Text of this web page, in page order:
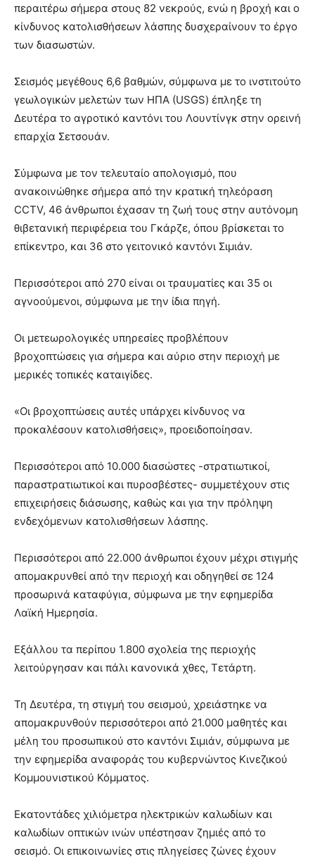
περαιτέρω σήμερα στους 82 νεκρούς, ενώ η βροχή και ο
κίνδυνος κατολισθήσεων λάσπης δυσχεραίνουν το έργο
των διασωστών.
Σεισμός μεγέθους 6,6 βαθμών, σύμφωνα με το ινστιτούτο
γεωλογικών μελετών των ΗΠΑ (USGS) έπληξε τη
Δευτέρα το αγροτικό καντόνι του Λουντίνγκ στην ορεινή
επαρχία Σετσουάν.
Σύμφωνα με τον τελευταίο απολογισμό, που
ανακοινώθηκε σήμερα από την κρατική τηλεόραση
CCTV, 46 άνθρωποι έχασαν τη ζωή τους στην αυτόνομη
θιβετανική περιφέρεια του Γκάρζε, όπου βρίσκεται το
επίκεντρο, και 36 στο γειτονικό καντόνι Σιμιάν.
Περισσότεροι από 270 είναι οι τραυματίες και 35 οι
αγνοούμενοι, σύμφωνα με την ίδια πηγή.
Οι μετεωρολογικές υπηρεσίες προβλέπουν
βροχοπτώσεις για σήμερα και αύριο στην περιοχή με
μερικές τοπικές καταιγίδες.
«Οι βροχοπτώσεις αυτές υπάρχει κίνδυνος να
προκαλέσουν κατολισθήσεις», προειδοποίησαν.
Περισσότεροι από 10.000 διασώστες -στρατιωτικοί,
παραστρατιωτικοί και πυροσβέστες- συμμετέχουν στις
επιχειρήσεις διάσωσης, καθώς και για την πρόληψη
ενδεχόμενων κατολισθήσεων λάσπης.
Περισσότεροι από 22.000 άνθρωποι έχουν μέχρι στιγμής
απομακρυνθεί από την περιοχή και οδηγηθεί σε 124
προσωρινά καταφύγια, σύμφωνα με την εφημερίδα
Λαϊκή Ημερησία.
Εξάλλου τα περίπου 1.800 σχολεία της περιοχής
λειτούργησαν και πάλι κανονικά χθες, Τετάρτη.
Τη Δευτέρα, τη στιγμή του σεισμού, χρειάστηκε να
απομακρυνθούν περισσότεροι από 21.000 μαθητές και
μέλη του προσωπικού στο καντόνι Σιμιάν, σύμφωνα με
την εφημερίδα αναφοράς του κυβερνώντος Κινεζικού
Κομμουνιστικού Κόμματος.
Εκατοντάδες χιλιόμετρα ηλεκτρικών καλωδίων και
καλωδίων οπτικών ινών υπέστησαν ζημιές από το
σεισμό. Οι επικοινωνίες στις πληγείσες ζώνες έχουν